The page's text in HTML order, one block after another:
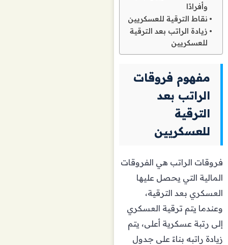
وأفرادًا
نقاط الترقية للعسكريين
زيادة الراتب بعد الترقية
للعسكريين
مفهوم فروقات
الراتب بعد
الترقية
للعسكريين
فروقات الراتب هي الفروقات
المالية التي يحصل عليها
العسكري بعد الترقية،
وعندما يتم ترقية العسكري
إلى رتبة عسكرية أعلى، يتم
زيادة راتبه بناءً على جدول